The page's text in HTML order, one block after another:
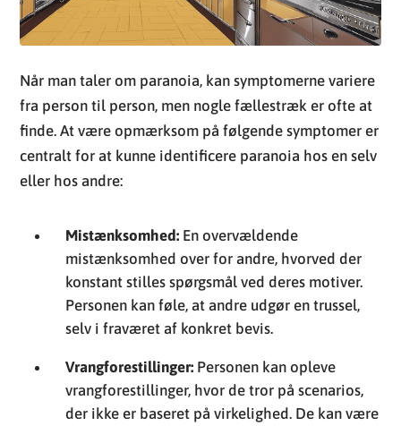
Når man taler om paranoia, kan symptomerne variere
fra person til person, men nogle fællestræk er ofte at
finde. At være opmærksom på følgende symptomer er
centralt for at kunne identificere paranoia hos en selv
eller hos andre:
Mistænksomhed: En overvældende
mistænksomhed over for andre, hvorved der
konstant stilles spørgsmål ved deres motiver.
Personen kan føle, at andre udgør en trussel,
selv i fraværet af konkret bevis.
Vrangforestillinger: Personen kan opleve
vrangforestillinger, hvor de tror på scenarios,
der ikke er baseret på virkelighed. De kan være